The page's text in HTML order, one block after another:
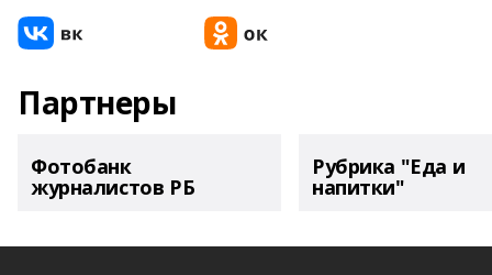
Партнеры
Фотобанк
журналистов РБ
Рубрика "Еда и
напитки"